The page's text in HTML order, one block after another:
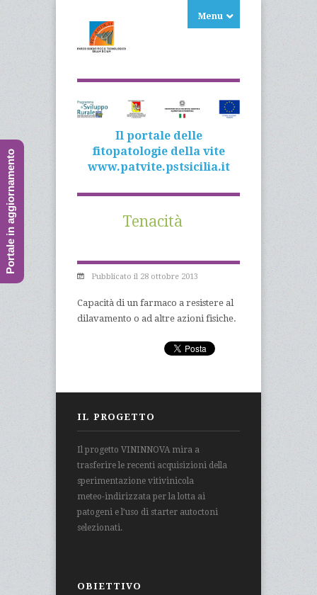
Menu
Il portale delle
fitopatologie della vite
www.patvite.pstsicilia.it
Tenacità
Pubblicato il 28 ottobre 2013
Capacità di un farmaco a resistere al
dilavamento o ad altre azioni fisiche.
IL PROGETTO
Il progetto VININNOVA mira a
trasferire le recenti acquisizioni della
sperimentazione vitivinicola
meteo-indirizzata per la lotta ai
patogeni e l’uso di starter autoctoni
selezionati.
OBIETTIVO
Portale in aggiornamento